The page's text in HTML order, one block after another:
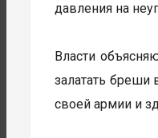
давления на
Власти
залатать бреши
своей армии и